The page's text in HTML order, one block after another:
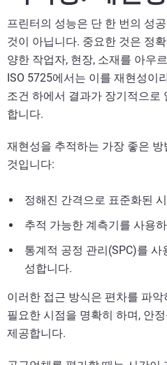
프린터의 성능은 단 한 번의 성
것이 아닙니다. 중요한 것은 정
양한 작업자, 현장, 소재를 아우
ISO 5725에서는 이를 재현성이
조건 하에서 결과가 장기적으로
합니다.
재현성을 추적하는 가장 좋은
것입니다:
정해진 간격으로 표준화된
추적 가능한 계측기를 사용
통계적 공정 관리(SPC)를
성합니다.
이러한 접근 방식은 편차를 파
필요한 시점을 명확히 하며, 안
제공합니다.